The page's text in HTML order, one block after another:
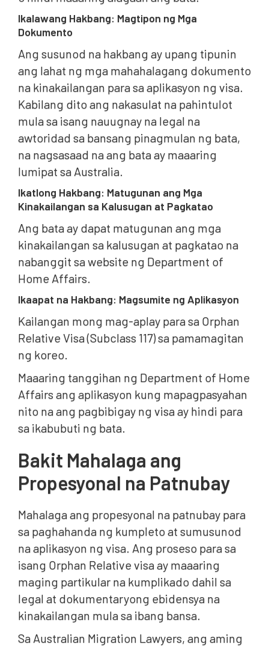
Ikalawang Hakbang: Magtipon ng Mga
Dokumento
Ang susunod na hakbang ay upang tipunin
ang lahat ng mga mahahalagang dokumento
na kinakailangan para sa aplikasyon ng visa.
Kabilang dito ang nakasulat na pahintulot
mula sa isang nauugnay na legal na
awtoridad sa bansang pinagmulan ng bata,
na nagsasaad na ang bata ay maaaring
lumipat sa Australia.
Ikatlong Hakbang: Matugunan ang Mga
Kinakailangan sa Kalusugan at Pagkatao
Ang bata ay dapat matugunan ang mga
kinakailangan sa kalusugan at pagkatao na
nabanggit sa website ng Department of
Home Affairs.
Ikaapat na Hakbang: Magsumite ng Aplikasyon
Kailangan mong mag-aplay para sa Orphan
Relative Visa (Subclass 117) sa pamamagitan
ng koreo.
Maaaring tanggihan ng Department of Home
Affairs ang aplikasyon kung mapagpasyahan
nito na ang pagbibigay ng visa ay hindi para
sa ikabubuti ng bata.
Bakit Mahalaga ang
Propesyonal na Patnubay
Mahalaga ang propesyonal na patnubay para
sa paghahanda ng kumpleto at sumusunod
na aplikasyon ng visa. Ang proseso para sa
isang Orphan Relative visa ay maaaring
maging partikular na kumplikado dahil sa
legal at dokumentaryong ebidensya na
kinakailangan mula sa ibang bansa.
Sa Australian Migration Lawyers, ang aming